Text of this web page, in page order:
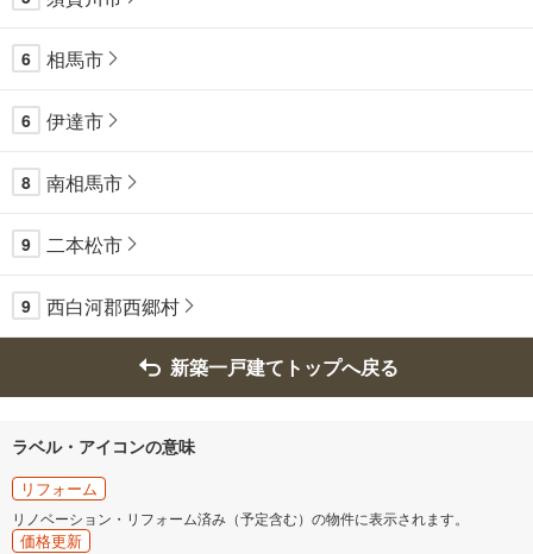
6 相馬市
6 伊達市
8 南相馬市
9 二本松市
9 西白河郡西郷村
新築一戸建てトップへ戻る
ラベル・アイコンの意味
リフォーム
リノベーション・リフォーム済み（予定含む）の物件に表示されます。
価格更新